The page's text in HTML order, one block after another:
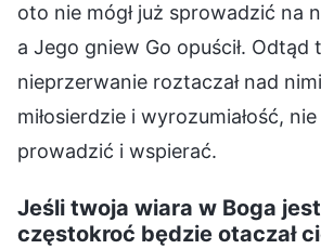
oto nie mógł już sprowadzić na
a Jego gniew Go opuścił. Odtąd
nieprzerwanie roztaczał nad
miłosierdzie i wyrozumiałość,
prowadzić i wspierać.
Jeśli twoja wiara w Boga
częstokroć będzie otaczał